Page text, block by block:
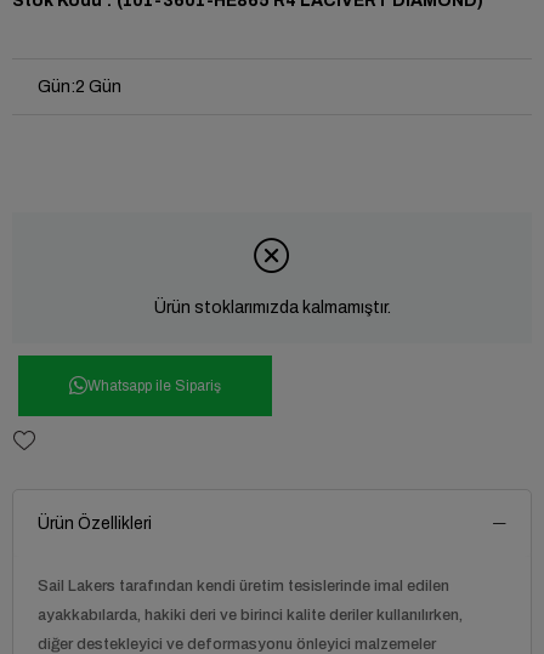
Gün:2 Gün
Ürün stoklarımızda kalmamıştır.
Whatsapp ile Sipariş
Ürün Özellikleri
Sail Lakers tarafından kendi üretim tesislerinde imal edilen
ayakkabılarda, hakiki deri ve birinci kalite deriler kullanılırken,
diğer destekleyici ve deformasyonu önleyici malzemeler